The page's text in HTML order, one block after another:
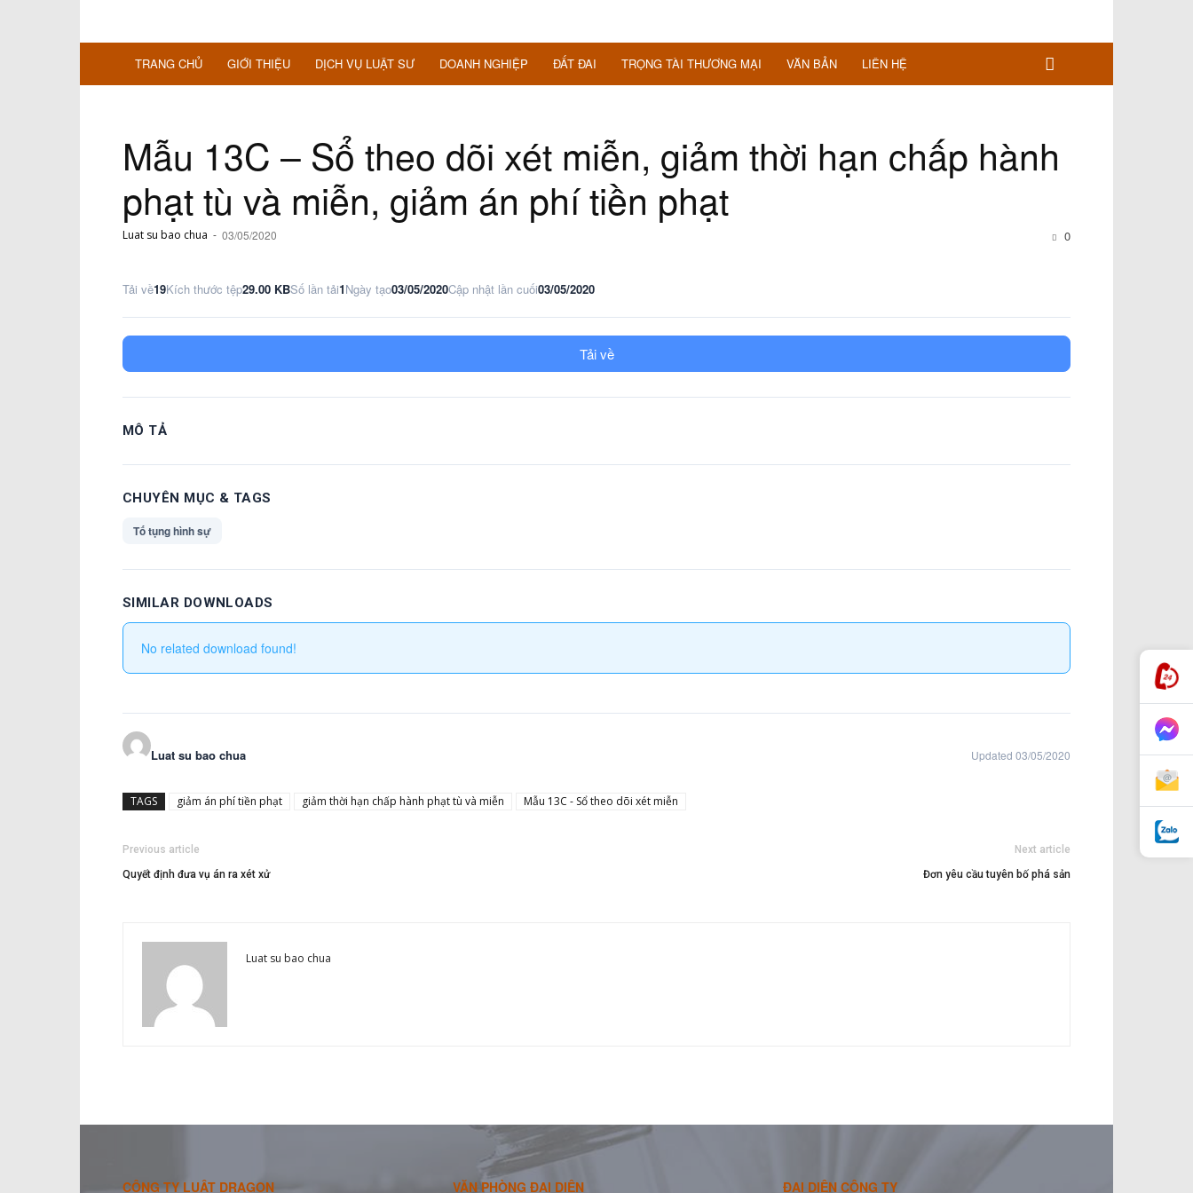
TRANG CHỦ GIỚI THIỆU DỊCH VỤ LUẬT SƯ DOANH NGHIỆP ĐẤT ĐAI TRỌNG TÀI THƯƠNG MẠI VĂN BẢN LIÊN HỆ
Mẫu 13C – Sổ theo dõi xét miễn, giảm thời hạn chấp hành
phạt tù và miễn, giảm án phí tiền phạt
Luat su bao chua - 03/05/2020 0
Tải về19Kích thước tệp29.00 KBSố lần tải1Ngày tạo03/05/2020Cập nhật lần cuối03/05/2020
Tải về
MÔ TẢ
CHUYÊN MỤC & TAGS
Tố tụng hình sự
SIMILAR DOWNLOADS
No related download found!
Luat su bao chua Updated 03/05/2020
TAGS giảm án phí tiền phạt giảm thời hạn chấp hành phạt tù và miễn Mẫu 13C - Sổ theo dõi xét miễn
Previous article
Quyết định đưa vụ án ra xét xử
Next article
Đơn yêu cầu tuyên bố phá sản
Luat su bao chua
CÔNG TY LUẬT DRAGON VĂN PHÒNG ĐẠI DIỆN ĐẠI DIỆN CÔNG TY